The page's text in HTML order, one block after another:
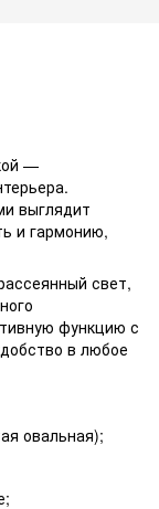
—
выглядит
и гармонию,
свет,
функцию с
в любое
овальная);